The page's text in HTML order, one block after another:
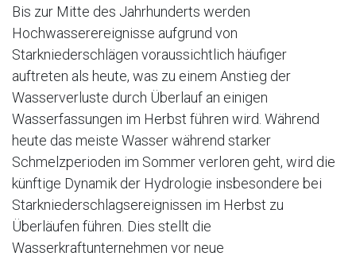
Bis zur Mitte des Jahrhunderts werden
Hochwasserereignisse aufgrund von
Starkniederschlägen voraussichtlich häufiger
auftreten als heute, was zu einem Anstieg der
Wasserverluste durch Überlauf an einigen
Wasserfassungen im Herbst führen wird. Während
heute das meiste Wasser während starker
Schmelzperioden im Sommer verloren geht, wird die
künftige Dynamik der Hydrologie insbesondere bei
Starkniederschlagsereignissen im Herbst zu
Überläufen führen. Dies stellt die
Wasserkraftunternehmen vor neue